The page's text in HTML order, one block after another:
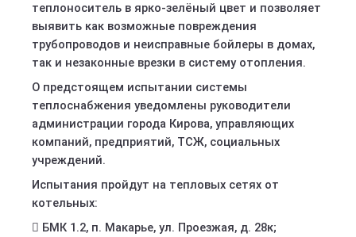
теплоноситель в ярко-зелёный цвет и позволяет
выявить как возможные повреждения
трубопроводов и неисправные бойлеры в домах,
так и незаконные врезки в систему отопления.
О предстоящем испытании системы
теплоснабжения уведомлены руководители
администрации города Кирова, управляющих
компаний, предприятий, ТСЖ, социальных
учреждений.
Испытания пройдут на тепловых сетях от
котельных:
 БМК 1.2, п. Макарье, ул. Проезжая, д. 28к;